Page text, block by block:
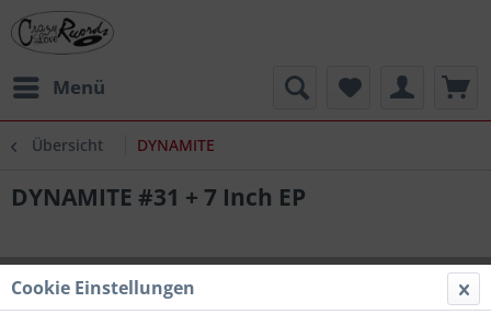
Menü
Übersicht DYNAMITE
DYNAMITE #31 + 7 Inch EP
Cookie Einstellungen